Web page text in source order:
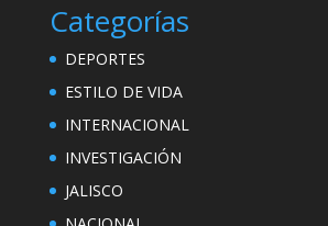
Categorías
DEPORTES
ESTILO DE VIDA
INTERNACIONAL
INVESTIGACIÓN
JALISCO